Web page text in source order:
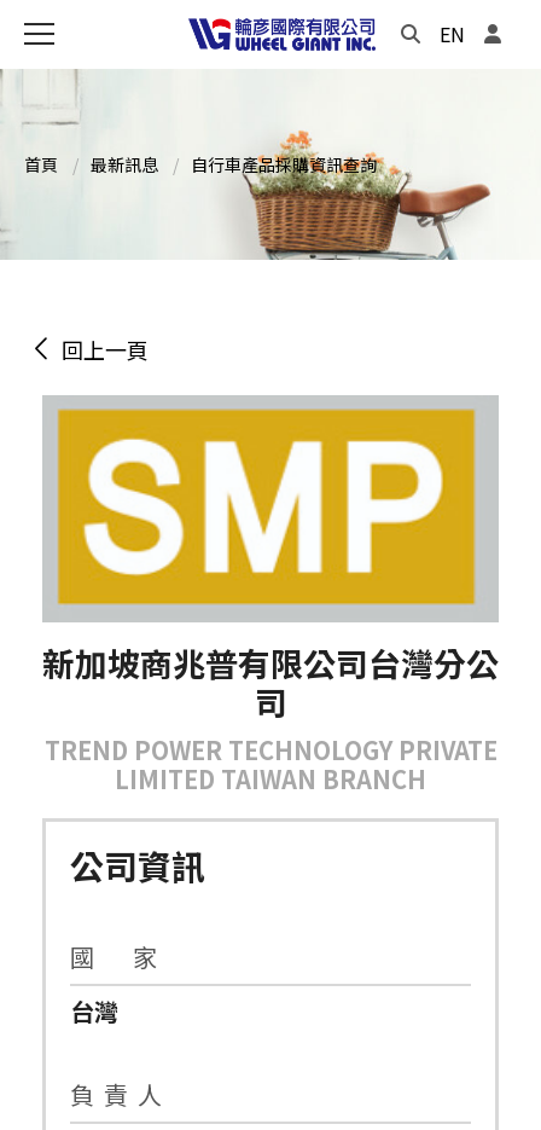
EN
首頁 最新訊息 自行車產品採購資訊查詢
回上一頁
新加坡商兆普有限公司台灣分公
司
TREND POWER TECHNOLOGY PRIVATE
LIMITED TAIWAN BRANCH
公司資訊
國 家
台灣
負 責 人